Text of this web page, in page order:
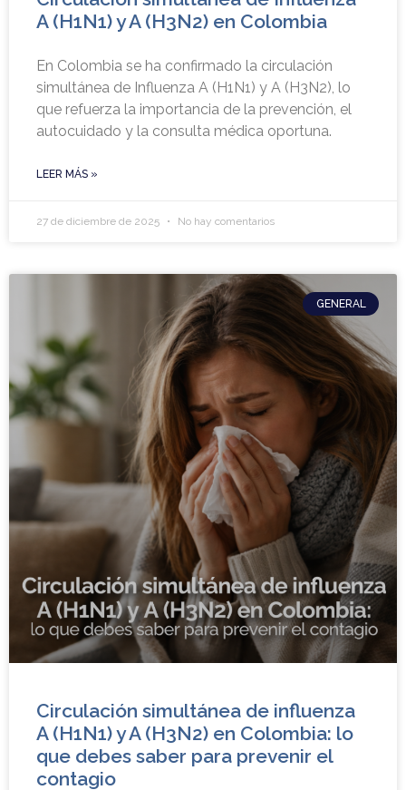
A (H1N1) y A (H3N2) en Colombia
En Colombia se ha confirmado la circulación
simultánea de Influenza A (H1N1) y A (H3N2), lo
que refuerza la importancia de la prevención, el
autocuidado y la consulta médica oportuna.
LEER MÁS »
27 de diciembre de 2025 No hay comentarios
GENERAL
Circulación simultánea de influenza
A (H1N1) y A (H3N2) en Colombia: lo
que debes saber para prevenir el
contagio